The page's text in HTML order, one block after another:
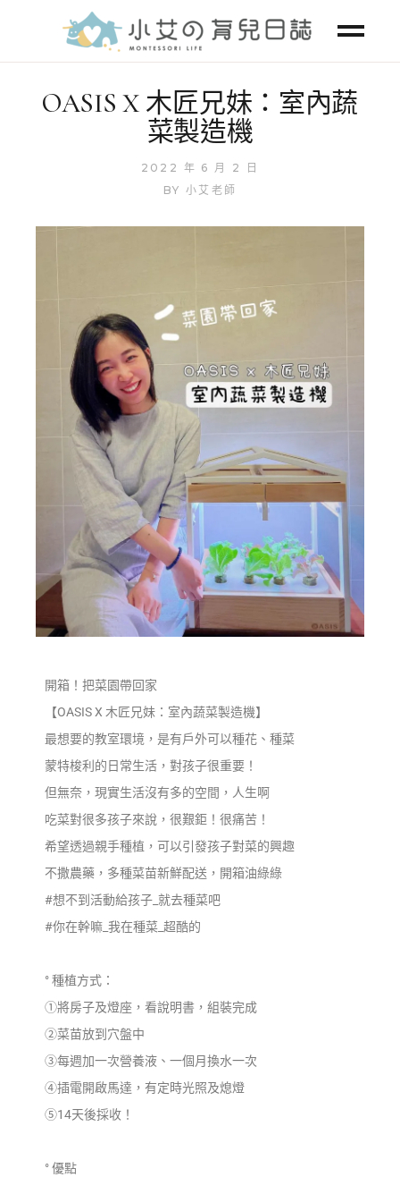
OASIS X 木匠兄妹：室內蔬
菜製造機
2022 年 6 月 2 日
BY 小艾老師
開箱！把菜園帶回家
【OASIS X 木匠兄妹：室內蔬菜製造機】
最想要的教室環境，是有戶外可以種花、種菜
蒙特梭利的日常生活，對孩子很重要！
但無奈，現實生活沒有多的空間，人生啊
吃菜對很多孩子來說，很艱鉅！很痛苦！
希望透過親手種植，可以引發孩子對菜的興趣
不撒農藥，多種菜苗新鮮配送，開箱油綠綠
#想不到活動給孩子_就去種菜吧
#你在幹嘛_我在種菜_超酷的
° 種植方式：
①將房子及燈座，看說明書，組裝完成
②菜苗放到穴盤中
③每週加一次營養液、一個月換水一次
④插電開啟馬達，有定時光照及熄燈
⑤14天後採收！
° 優點